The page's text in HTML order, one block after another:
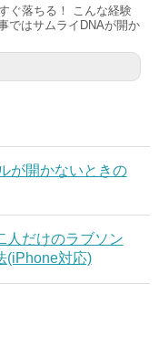
ぐ落ちる！ こんな経験
ではサムライDNAが開か
が開かないときの
人だけのラブソン
(iPhone対応)